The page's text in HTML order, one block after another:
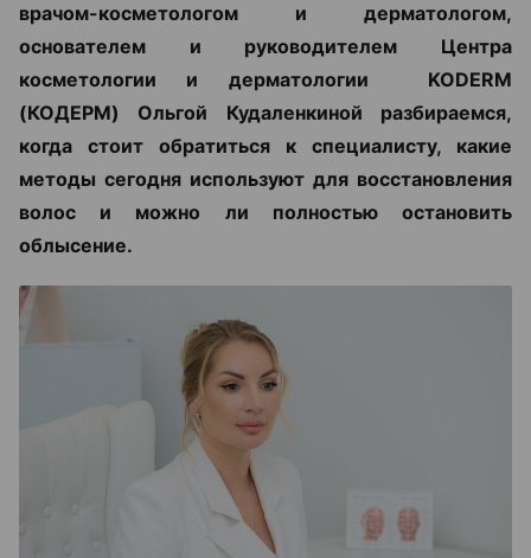
врачом-косметологом и дерматологом,
основателем и руководителем Центра
косметологии и дерматологии KODERM
(КОДЕРМ) Ольгой Кудаленкиной разбираемся,
когда стоит обратиться к специалисту, какие
методы сегодня используют для восстановления
волос и можно ли полностью остановить
облысение.